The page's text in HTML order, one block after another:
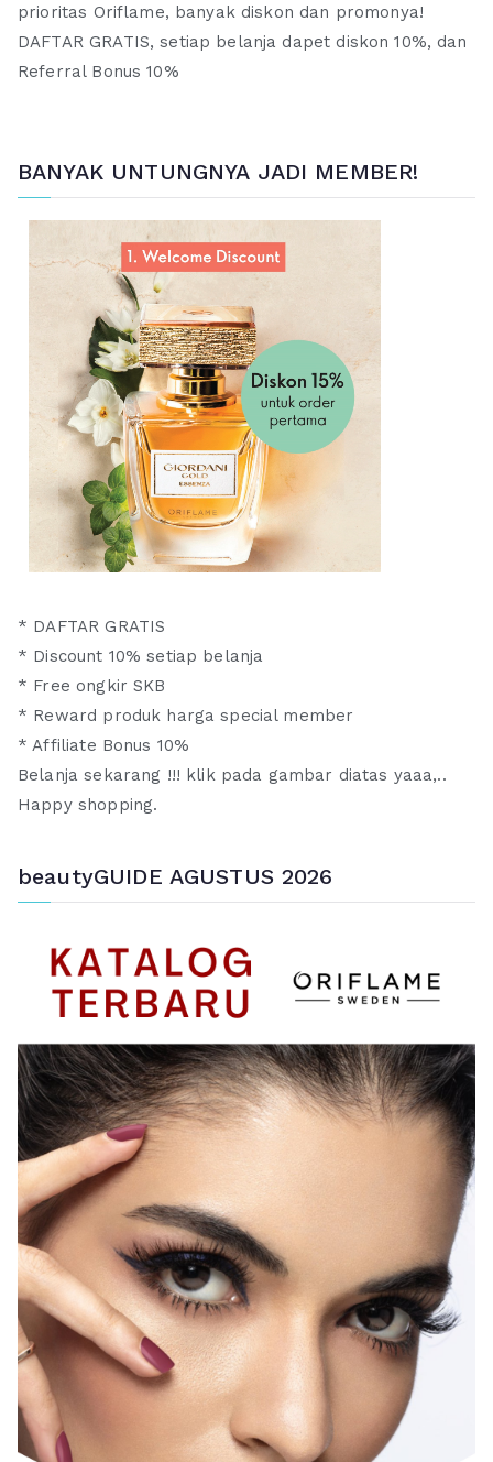
prioritas Oriflame, banyak diskon dan promonya!
DAFTAR GRATIS, setiap belanja dapet diskon 10%, dan
Referral Bonus 10%
BANYAK UNTUNGNYA JADI MEMBER!
* DAFTAR GRATIS
* Discount 10% setiap belanja
* Free ongkir SKB
* Reward produk harga special member
* Affiliate Bonus 10%
Belanja sekarang !!! klik pada gambar diatas yaaa,..
Happy shopping.
beautyGUIDE AGUSTUS 2026